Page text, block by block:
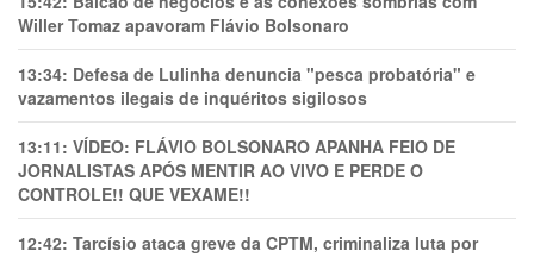
Willer Tomaz apavoram Flávio Bolsonaro
13:34: Defesa de Lulinha denuncia "pesca probatória" e
vazamentos ilegais de inquéritos sigilosos
13:11: VÍDEO: FLÁVIO BOLSONARO APANHA FEIO DE
JORNALISTAS APÓS MENTIR AO VIVO E PERDE O
CONTROLE!! QUE VEXAME!!
12:42: Tarcísio ataca greve da CPTM, criminaliza luta por